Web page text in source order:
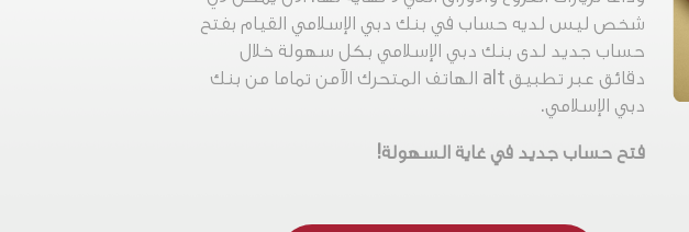
شخص ليس لديه حساب في بنك دبي الإسلامي القيام بفتح
حساب جديد لدى بنك دبي الإسلامي بكل سهولة خلال
دقائق عبر تطبيق alt الهاتف المتحرك الآمن تماما من بنك
دبي الإسلامي.
فتح حساب جديد في غاية السهولة!